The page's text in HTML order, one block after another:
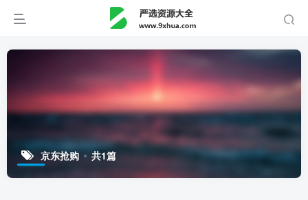
京东抢购 共1篇